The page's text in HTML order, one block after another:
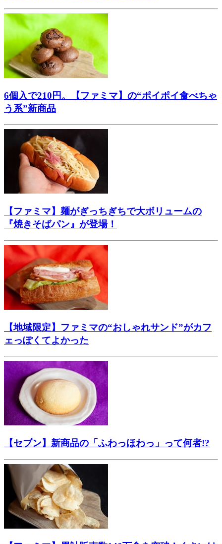
6個入で210円。【ファミマ】の“ポイポイ食べちゃ
う系”新商品
【ファミマ】麺がぎっちぎちで大ボリュームの
『焼きそばパン』が登場！
【地域限定】ファミマの“おしゃれサンド”がカフ
ェっぽくてよかった
【セブン】新商品の「ふわっほわっ」って何者!?